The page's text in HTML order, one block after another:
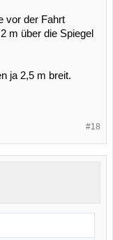
vor der Fahrt
m über die Spiegel
ja 2,5 m breit.
#18